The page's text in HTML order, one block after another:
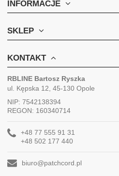
INFORMACJE
SKLEP
KONTAKT
RBLINE Bartosz Ryszka
ul. Kępska 12, 45-130 Opole
NIP: 7542138394
REGON: 160340714
+48 77 555 91 31
+48 502 177 440
biuro@patchcord.pl